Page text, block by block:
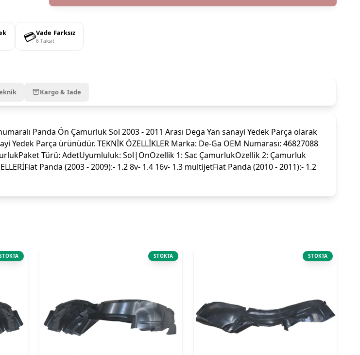
💳Vade Farksız
6 Taksit
Kargo & Iade
Panda Ön Çamurluk Sol 2003 - 2011 Arası Dega Yan sanayi Yedek Parça olarak
Parça ürünüdür. TEKNİK ÖZELLİKLER Marka: De-Ga OEM Numarası: 46827088
Türü: AdetUyumluluk: Sol|ÖnÖzellik 1: Sac ÇamurlukÖzellik 2: Çamurluk
Panda (2003 - 2009):- 1.2 8v- 1.4 16v- 1.3 multijetFiat Panda (2010 - 2011):- 1.2
STOKTA STOKTA